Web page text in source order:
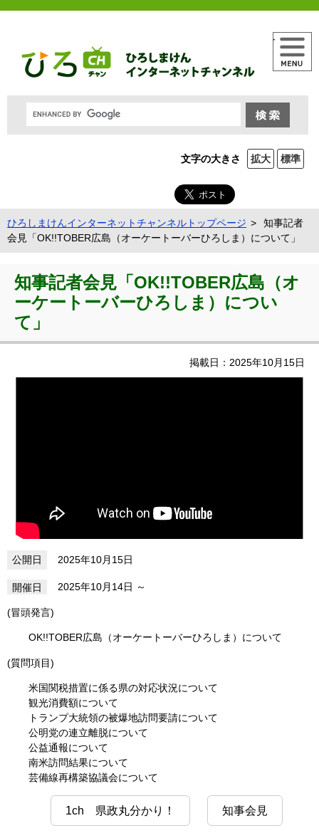
文字の大きさ 拡大 標準
メニュー
ひろしまけんインターネットチャンネルトップページ
知事記者
会見「OK!!TOBER広島（オーケートーバーひろしま）について」
知事記者会見「OK!!TOBER広島（オ
ーケートーバーひろしま）につい
て」
掲載日：2025年10月15日
2025年10月15日
2025年10月14日
(冒頭発言)
OK!!TOBER広島（オーケートーバーひろしま）について
(質問項目)
米国関税措置に係る県の対応状況について
観光消費額について
トランプ大統領の被爆地訪問要請について
公明党の連立離脱について
公益通報について
南米訪問結果について
芸備線再構築協議会について
1ch 県政丸分かり！ 知事会見